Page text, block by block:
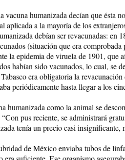
vacuna humanizada decían que ésta
aplicada a la mayoría de los
debían ser revacunadas:
(situación que era
la epidemia de viruela de 1901, que
habían sido vacunados, lo cual, se
era obligatoria la
periódicamente hasta llegar a los
humanizada como la animal se
pus reciente, se administrará
tenía un precio casi insignificante,
de México enviaba tubos de